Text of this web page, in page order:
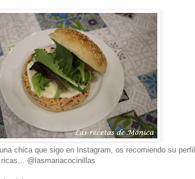
chica que sigo en Instagram, os recomiendo su perfil
@lasmariacocinillas